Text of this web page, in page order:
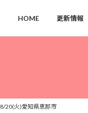
HOME 更新情報
8/20(火)愛知県恵那市